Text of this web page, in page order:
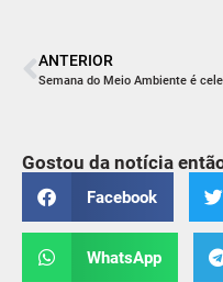
ANTERIOR
Gostou da notícia
Facebook
WhatsApp